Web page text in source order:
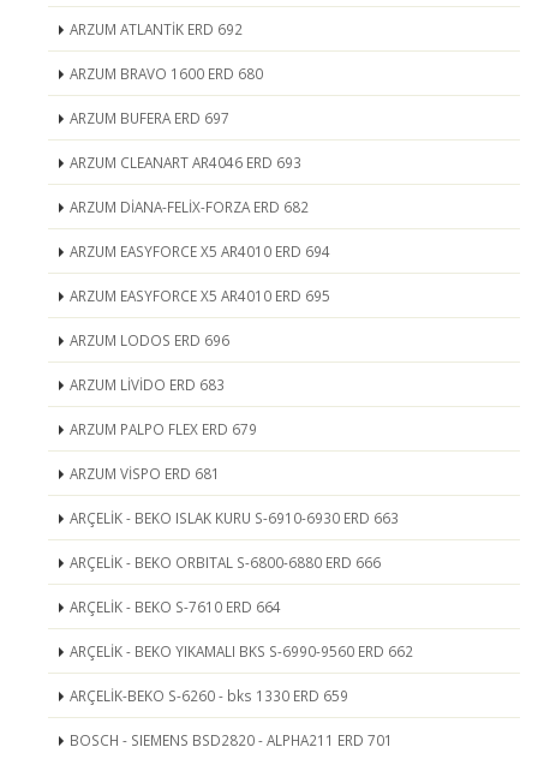
ARZUM ATLANTİK ERD 692
ARZUM BRAVO 1600 ERD 680
ARZUM BUFERA ERD 697
ARZUM CLEANART AR4046 ERD 693
ARZUM DİANA-FELİX-FORZA ERD 682
ARZUM EASYFORCE X5 AR4010 ERD 694
ARZUM EASYFORCE X5 AR4010 ERD 695
ARZUM LODOS ERD 696
ARZUM LİVİDO ERD 683
ARZUM PALPO FLEX ERD 679
ARZUM VİSPO ERD 681
ARÇELİK - BEKO ISLAK KURU S-6910-6930 ERD 663
ARÇELİK - BEKO ORBITAL S-6800-6880 ERD 666
ARÇELİK - BEKO S-7610 ERD 664
ARÇELİK - BEKO YIKAMALI BKS S-6990-9560 ERD 662
ARÇELİK-BEKO S-6260 - bks 1330 ERD 659
BOSCH - SIEMENS BSD2820 - ALPHA211 ERD 701